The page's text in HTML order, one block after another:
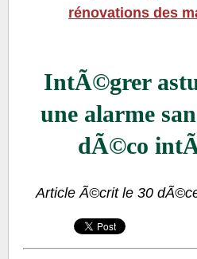
rénovations des
IntÃ©grer
une alarme
dÃ©co
Article Ã©crit le 30